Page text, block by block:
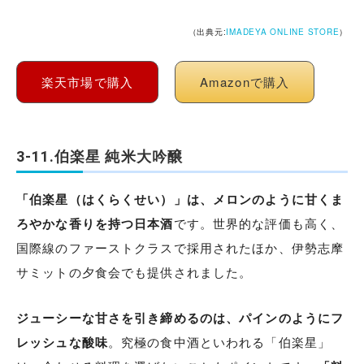
（出典元:IMADEYA ONLINE STORE）
楽天市場で購入 Amazonで購入
3-11.伯楽星 純米大吟醸
「伯楽星（はくらくせい）」は、メロンのように甘くま
ろやかな香りを持つ日本酒です。世界的な評価も高く、
国際線のファーストクラスで採用されたほか、伊勢志摩
サミットの夕食会でも提供されました。
ジューシーな甘さを引き締めるのは、パインのようにフ
レッシュな酸味。究極の食中酒といわれる「伯楽星」